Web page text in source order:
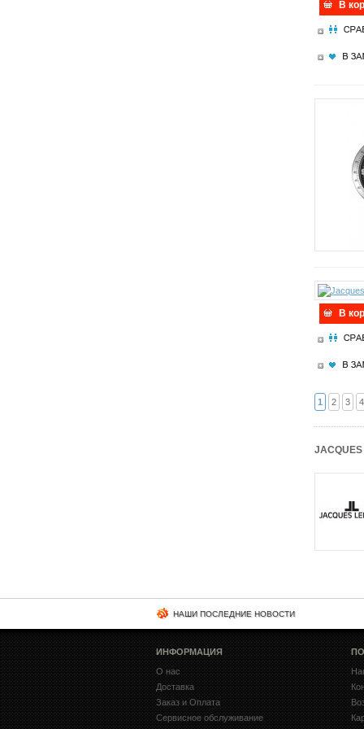
В
В
1 2 3 4
НАШИ ПОСЛЕДНИЕ НОВОСТИ
ИНФОРМАЦИЯ
О нас
Доставка
Заказ и Оплата
Сервисное обслуживание